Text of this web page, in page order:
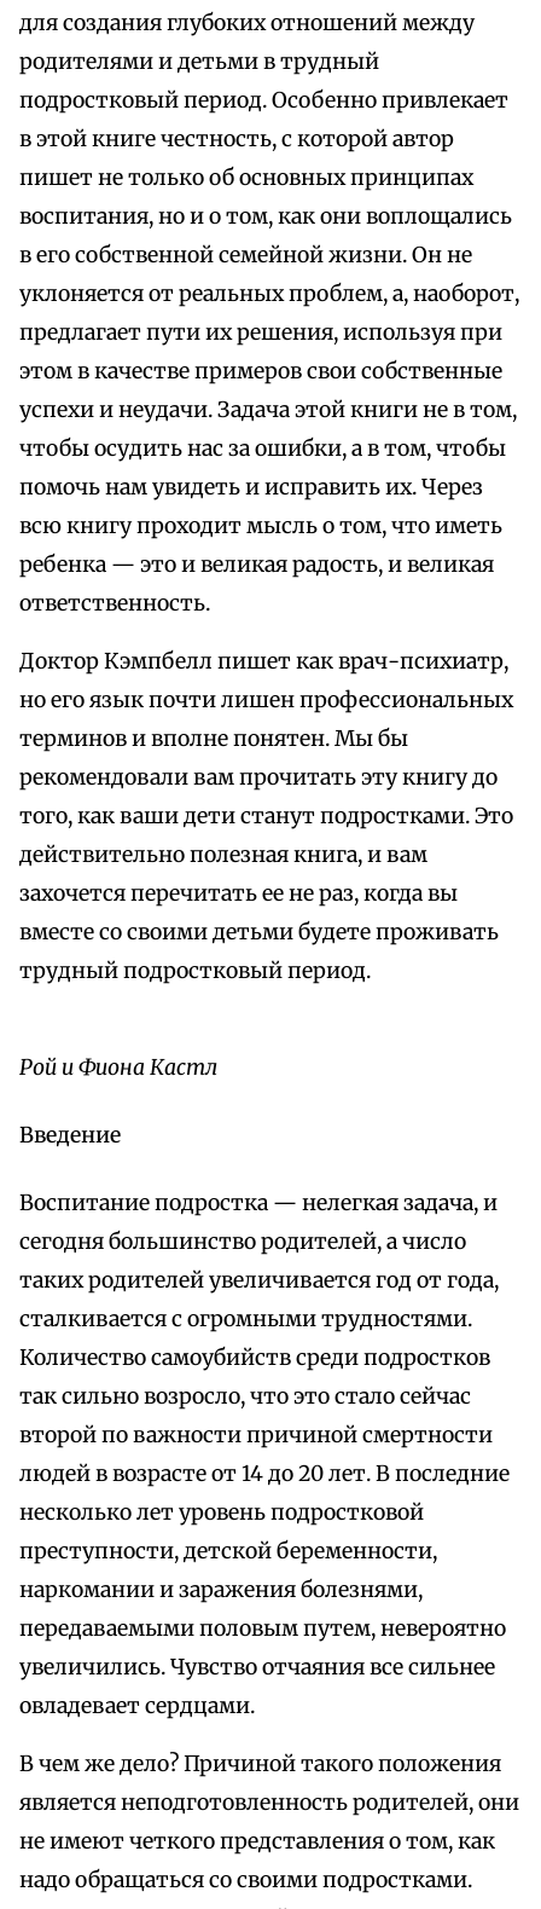
для создания глубоких отношений между
родителями и детьми в трудный
подростковый период. Особенно привлекает
в этой книге честность, с которой автор
пишет не только об основных принципах
воспитания, но и о том, как они воплощались
в его собственной семейной жизни. Он не
уклоняется от реальных проблем, а, наоборот,
предлагает пути их решения, используя при
этом в качестве примеров свои собственные
успехи и неудачи. Задача этой книги не в том,
чтобы осудить нас за ошибки, а в том, чтобы
помочь нам увидеть и исправить их. Через
всю книгу проходит мысль о том, что иметь
ребенка — это и великая радость, и великая
ответственность.
Доктор Кэмпбелл пишет как врач-психиатр,
но его язык почти лишен профессиональных
терминов и вполне понятен. Мы бы
рекомендовали вам прочитать эту книгу до
того, как ваши дети станут подростками. Это
действительно полезная книга, и вам
захочется перечитать ее не раз, когда вы
вместе со своими детьми будете проживать
трудный подростковый период.
Рой и Фиона Кастл
Введение
Воспитание подростка — нелегкая задача, и
сегодня большинство родителей, а число
таких родителей увеличивается год от года,
сталкивается с огромными трудностями.
Количество самоубийств среди подростков
так сильно возросло, что это стало сейчас
второй по важности причиной смертности
людей в возрасте от 14 до 20 лет. В последние
несколько лет уровень подростковой
преступности, детской беременности,
наркомании и заражения болезнями,
передаваемыми половым путем, невероятно
увеличились. Чувство отчаяния все сильнее
овладевает сердцами.
В чем же дело? Причиной такого положения
является неподготовленность родителей, они
не имеют четкого представления о том, как
надо обращаться со своими подростками.